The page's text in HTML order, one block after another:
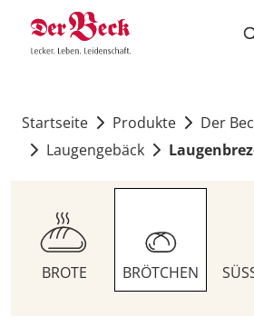
Startseite Produkte Der
Laugengebäck
BROTE BRÖTCHEN